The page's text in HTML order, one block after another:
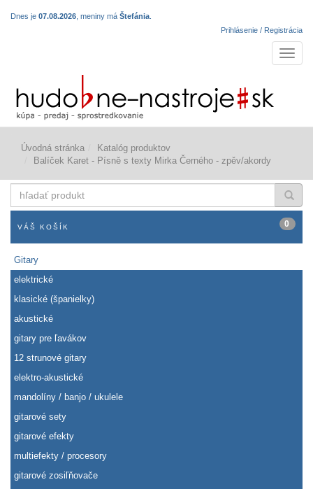
Dnes je 07.08.2026 , meniny má Štefánia
Prihlásenie / Registrácia
Úvodná stránka
Katalóg produktov
Balíček Karet - Písně s texty Mirka Černého - zpěv/akordy
produkt
VÁŠ KOŠÍK 0
Gitary
elektrické
klasické (španielky)
akustické
gitary pre ľavákov
12 strunové gitary
elektro-akustické
mandolíny / banjo / ukulele
gitarové sety
gitarové efekty
multiefekty / procesory
gitarové zosiľňovače